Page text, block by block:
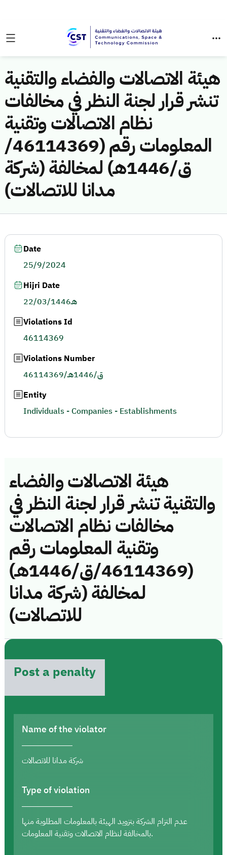
هيئة الاتصالات والفضاء والتقنية
تنشر قرار لجنة النظر في مخالفات
نظام الاتصالات وتقنية
المعلومات رقم (46114369/
ق/1446هـ) لمخالفة (شركة
مدانا للاتصالات)
هيئة الاتصالات والفضاء
والتقنية تنشر قرار لجنة النظر في
مخالفات نظام الاتصالات
وتقنية المعلومات رقم
(46114369/ق/1446هـ)
لمخالفة (شركة مدانا
للاتصالات)
Post a penalty
Name of the violator
شركة مدانا للاتصالات
Type of violation
عدم التزام الشركة بتزويد الهيئة بالمعلومات المطلوبة منها
بالمخالفة لنظام الاتصالات وتقنية المعلومات.
Date
25/9/2024
Hijri Date
22/03/1446هـ
Violations Id
46114369
Violations Number
46114369/ق/1446هـ
Entity
Individuals - Companies - Establishments